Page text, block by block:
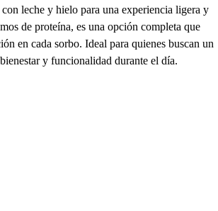
leche y hielo para una experiencia ligera y
de proteína, es una opción completa que
en cada sorbo. Ideal para quienes buscan un
y funcionalidad durante el día.